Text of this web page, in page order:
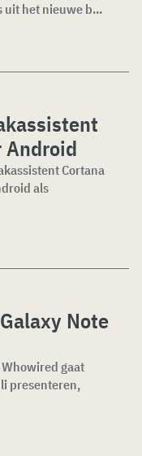
uit het nieuwe b...
Android
Cortana
als
Note
gaat
presenteren,